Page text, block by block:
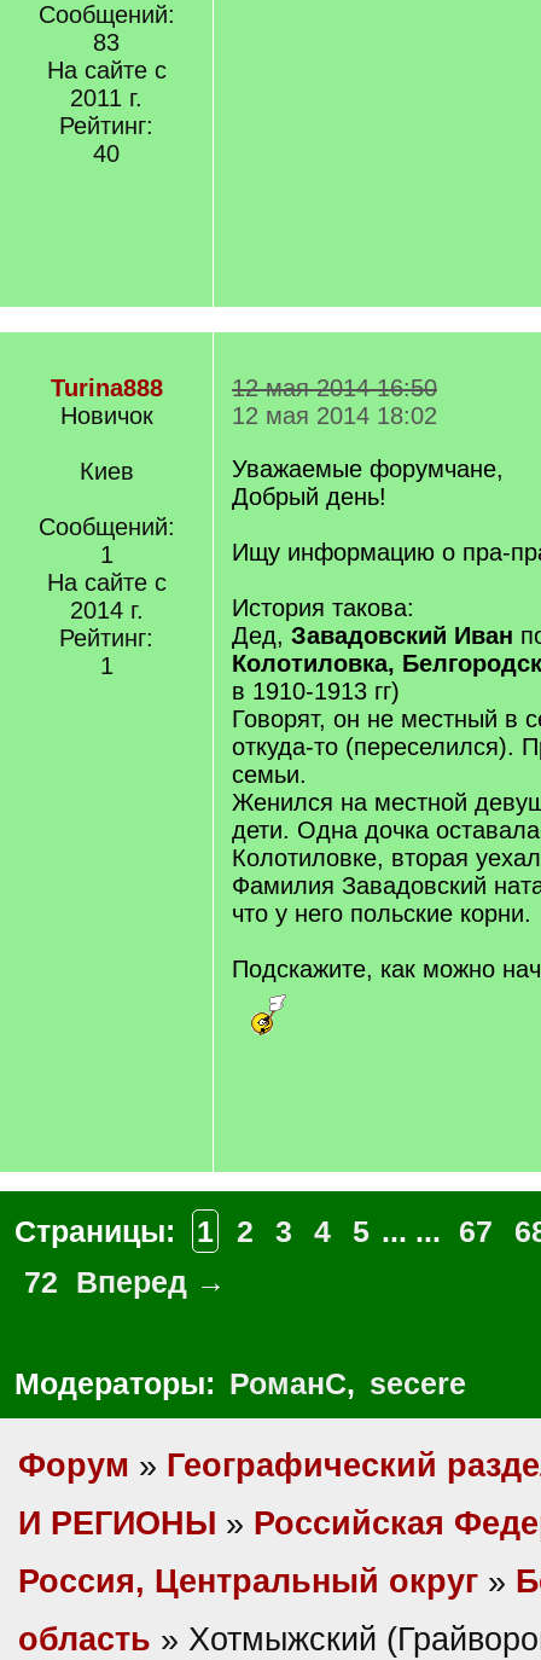
Сообщений:
83
На сайте с
2011 г.
Рейтинг:
40
Turina888
Новичок
Киев
Сообщений:
1
На сайте с
2014 г.
Рейтинг:
1
12 мая 2014 16:50
12 мая 2014 18:02
Уважаемые форумчане,
Добрый день!
Ищу информацию о пра-
История такова:
Дед, Завадовский Иван
Колотиловка,
в 1910-1913 гг)
Говорят, он не местный в
откуда-то (переселился).
семьи.
Женился на местной
дети. Одна дочка
Колотиловке, вторая
Фамилия Завадовский
что у него польские корни.
Подскажите, как можно
Страницы: 1 2 3 4 5 ... ... 67
72
Вперед →
Модераторы: РоманС, secere
Форум » Географический
И РЕГИОНЫ » Российская
Россия, Центральный округ »
область » Хотмыжский